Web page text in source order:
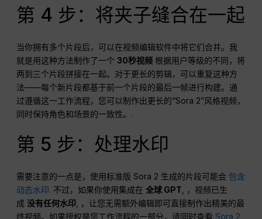
第 4 步：将夹子缝合在一起
当你拥有多个片段后，可以在视频编辑软件中将它们合并。我
就是用这种方法制作了一个30秒视频 根据用户等级的不同，将
两到三个片段拼接在一起。对于更长的剪辑，可以重复这种方
法——每个新片段都基于前一个片段的最后一帧进行构建。通
过遵循这一工作流程，您可以制作出更长的“Sora 2”风格视频，
同时保持角色和场景的一致性。.
第 5 步：处理水印
需要注意的一点是，使用标准版 Sora 2 生成的片段可能会 包含
动态水印. 不过，如果你使用集成在全球 GPT , ，视频已生
成没有任何水印 , ，让您无需额外编辑即可直接制作出精美的最
终视频。如果授权是您工作流程的一部分，请同时查看Sora 2